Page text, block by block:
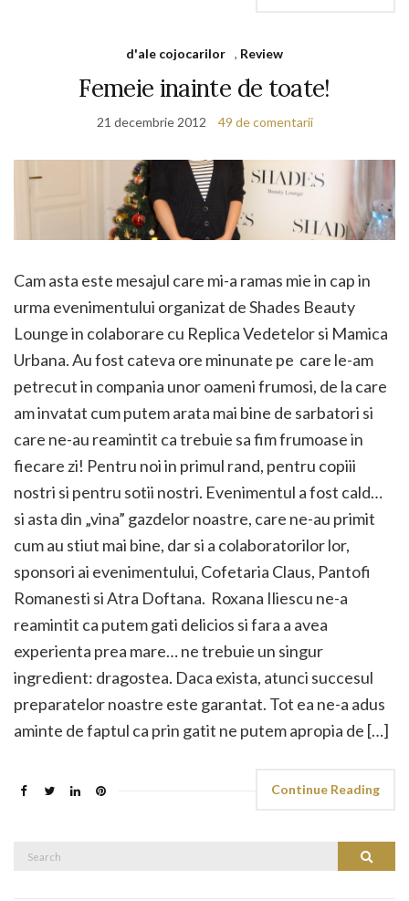
d'ale cojocarilor , Review
Femeie inainte de toate!
21 decembrie 2012 49 de comentarii
Cam asta este mesajul care mi-a ramas mie in cap in
urma evenimentului organizat de Shades Beauty
Lounge in colaborare cu Replica Vedetelor si Mamica
Urbana. Au fost cateva ore minunate pe care le-am
petrecut in compania unor oameni frumosi, de la care
am invatat cum putem arata mai bine de sarbatori si
care ne-au reamintit ca trebuie sa fim frumoase in
fiecare zi! Pentru noi in primul rand, pentru copiii
nostri si pentru sotii nostri. Evenimentul a fost cald…
si asta din „vina” gazdelor noastre, care ne-au primit
cum au stiut mai bine, dar si a colaboratorilor lor,
sponsori ai evenimentului, Cofetaria Claus, Pantofi
Romanesti si Atra Doftana. Roxana Iliescu ne-a
reamintit ca putem gati delicios si fara a avea
experienta prea mare… ne trebuie un singur
ingredient: dragostea. Daca exista, atunci succesul
preparatelor noastre este garantat. Tot ea ne-a adus
aminte de faptul ca prin gatit ne putem apropia de […]
Continue Reading
Search